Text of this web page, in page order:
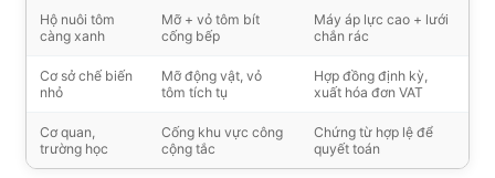
Hộ nuôi tôm
càng xanh
Mỡ + vỏ tôm bít
cống bếp
Máy áp lực cao + lưới
chắn rác
Cơ sở chế biến
nhỏ
Mỡ động vật, vỏ
tôm tích tụ
Hợp đồng định kỳ,
xuất hóa đơn VAT
Cơ quan,
trường học
Cống khu vực công
cộng tắc
Chứng từ hợp lệ để
quyết toán